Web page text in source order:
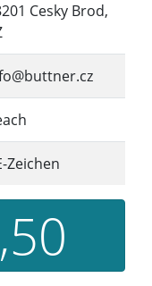
Cesky Brod,
Zeichen